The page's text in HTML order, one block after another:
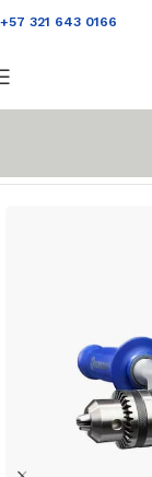
+57 321 643 0166